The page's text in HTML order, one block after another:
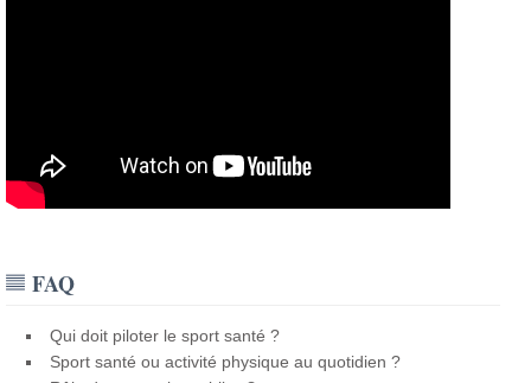
FAQ
Qui doit piloter le sport santé ?
Sport santé ou activité physique au quotidien ?